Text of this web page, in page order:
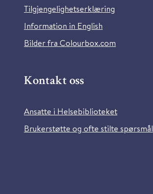
Tilgjengelighetserklæring
Information in English
Bilder fra Colourbox.com
Kontakt oss
Ansatte i Helsebiblioteket
Brukerstøtte og ofte stilte spørsmål